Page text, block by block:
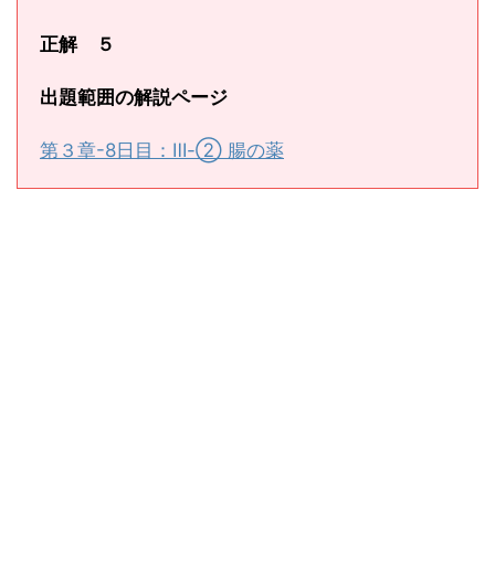
正解 ５
出題範囲の解説ページ
第３章-8日目：Ⅲ-② 腸の薬